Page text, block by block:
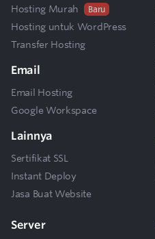
Hosting Murah
Baru
Hosting untuk WordPress
Transfer Hosting
Email
Email Hosting
Google Workspace
Lainnya
Sertifikat SSL
Instant Deploy
Jasa Buat Website
Server